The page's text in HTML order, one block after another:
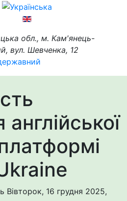
обл., м. Кам'янець-
вул. Шевченка, 12
Вівторок, 16 грудня 2025,